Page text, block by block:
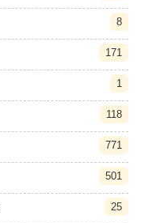
8
171
1
118
771
501
25